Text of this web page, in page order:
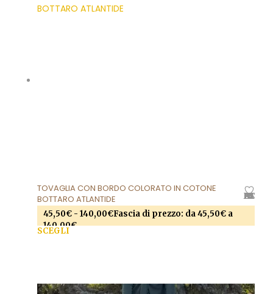
AGGIUNGI ALLA LISTA DEI DESIDERI
TOVAGLIA CON BORDO COLORATO IN COTONE
BOTTARO ATLANTIDE
45,50€ - 140,00€Fascia di prezzo: da 45,50€ a
140,00€
SCEGLI